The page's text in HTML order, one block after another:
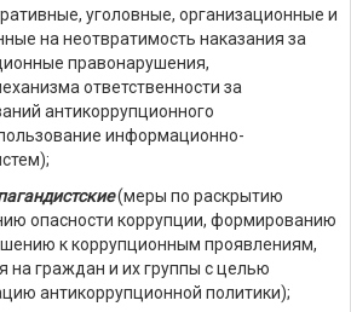
уголовные, организационные и
на неотвратимость наказания за
правонарушения,
ответственности за
антикоррупционного
информационно-
(меры по раскрытию
опасности коррупции, формированию
к коррупционным проявлениям,
на граждан и их группы с целью
антикоррупционной политики);